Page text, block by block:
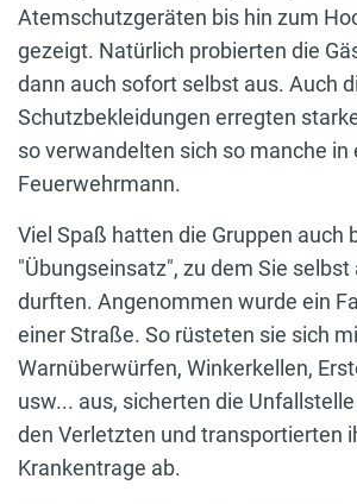
Atemschutzgeräten bis hin zum
gezeigt. Natürlich probierten die
dann auch sofort selbst aus. Auch
Schutzbekleidungen erregten
so verwandelten sich so manche in
Feuerwehrmann.
Viel Spaß hatten die Gruppen auch
"Übungseinsatz", zu dem Sie selbst
durften. Angenommen wurde ein
einer Straße. So rüsteten sie sich
Warnüberwürfen, Winkerkellen,
usw... aus, sicherten die
den Verletzten und transportierten
Krankentrage ab.